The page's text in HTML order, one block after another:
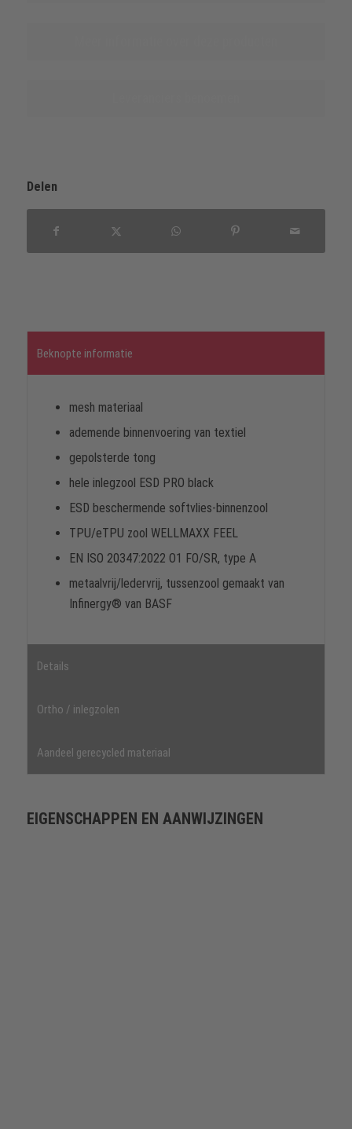
Delen
Beknopte informatie
mesh materiaal
ademende binnenvoering van textiel
gepolsterde tong
hele inlegzool ESD PRO black
ESD beschermende softvlies-binnenzool
TPU/eTPU zool WELLMAXX FEEL
EN ISO 20347:2022 O1 FO/SR, type A
metaalvrij/ledervrij, tussenzool gemaakt van
Infinergy® van BASF
Details
Ortho / inlegzolen
Aandeel gerecycled materiaal
EIGENSCHAPPEN EN AANWIJZINGEN